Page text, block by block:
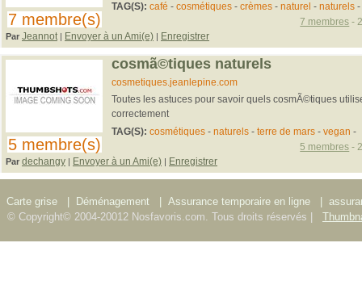
7 membre(s)
TAG(S): café - cosmétiques- crèmes- naturel - naturels-
Par Jeannot | Envoyer à un Ami(e) | Enregistrer
7 membres -
5 membre(s)
cosmã©tiques naturels
cosmetiques.jeanlepine.com
Toutes les astuces pour savoir quels cosmÃ©tiques
correctement
TAG(S): cosmétiques- naturels- terre de mars- vegan -
Par dechangy | Envoyer à un Ami(e) | Enregistrer
5 membres -
Carte grise Déménagement Assurance temporaire en ligne
© Copyright© 2004-20012 Nosfavoris.com. Tous droits réservés |